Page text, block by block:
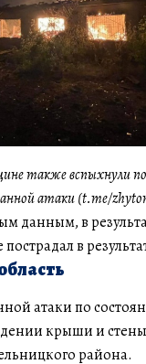
также вспыхнули
атаки (t.me/
данным, в
в
атаки по
крыши и
района.